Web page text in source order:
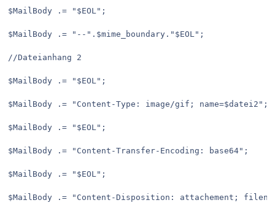
$MailBody .= "$EOL";
$MailBody .= "--".$mime_boundary."$EOL";
//Dateianhang 2
$MailBody .= "$EOL";
$MailBody .= "Content-Type: image/gif; name=$datei2";
$MailBody .= "$EOL";
$MailBody .= "Content-Transfer-Encoding: base64";
$MailBody .= "$EOL";
$MailBody .= "Content-Disposition: attachement;